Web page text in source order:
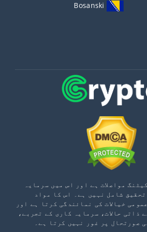
Bosanski
مواصلات ہے اور اس میں سرمایہ
شامل نہیں ہے۔ اس کا مواد
خیالات کی نمائندگی کرتا ہے اور
ذاتی حالات، سرمایہ کاری کے تجربے،
صورتحال پر غور نہیں کرتا ہے۔